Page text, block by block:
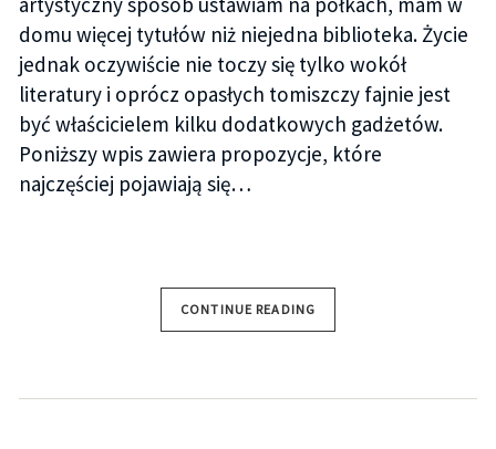
domu więcej tytułów niż niejedna biblioteka. Życie
jednak oczywiście nie toczy się tylko wokół
literatury i oprócz opasłych tomiszczy fajnie jest
być właścicielem kilku dodatkowych gadżetów.
Poniższy wpis zawiera propozycje, które
najczęściej pojawiają się…
CONTINUE READING